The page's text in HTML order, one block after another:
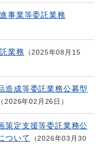
事業等委託業務
業務
2025年08月15
造成等委託業務公募型
2026年02月26日
策定支援等委託業務公
ついて
2026年03月30